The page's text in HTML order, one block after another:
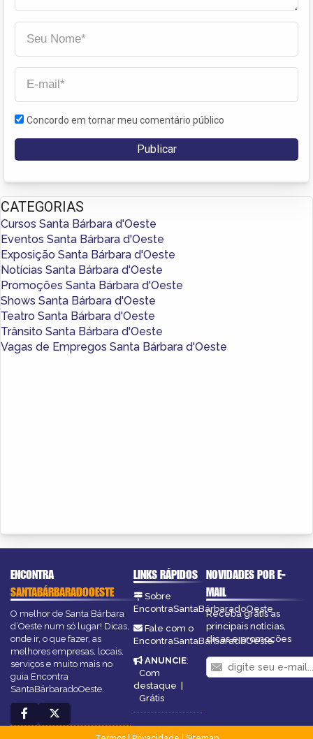
Concordo em tornar meu comentário público
CATEGORIAS
Cursos Santa Bárbara d'Oeste
Eventos Santa Bárbara d'Oeste
Exposição Santa Bárbara d'Oeste
Notícias Santa Bárbara d'Oeste
Promoções Santa Bárbara d'Oeste
Shows Santa Bárbara d'Oeste
Teatro Santa Bárbara d'Oeste
Trânsito Santa Bárbara d'Oeste
Vagas de Empregos Santa Bárbara d'Oeste
ENCONTRA
SANTABÁRBARADOOESTE
O melhor de Santa Bárbara
d’Oeste num só lugar! Dicas,
onde ir, o que fazer, as
melhores empresas, locais,
serviços e muito mais no
guia Encontra
SantaBárbaradoOeste.
LINKS RÁPIDOS
Sobre
EncontraSantaBárbaradoOeste
Fale com o
EncontraSantaBárbaradoOeste
ANUNCIE:
Com
destaque |
Grátis
NOVIDADES POR E-
MAIL
Receba grátis as
principais notícias,
dicas e promoções